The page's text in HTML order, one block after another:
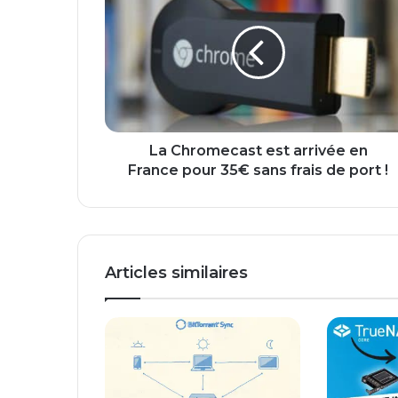
o
c
e
r
r
La Chromecast est arrivée en
France pour 35€ sans frais de port !
Articles similaires